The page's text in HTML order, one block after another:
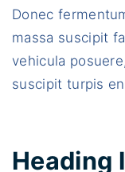
Donec
massa suscipit
vehicula
suscipit turpis
Heading